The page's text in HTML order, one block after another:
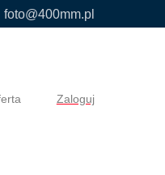
foto@400mm.pl
Zaloguj